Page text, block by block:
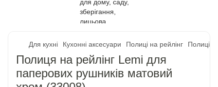
Для кухні Кухонні аксесуари Полиці на рейлінг Полиці
Полиця на рейлінг Lemi для
паперових рушників матовий